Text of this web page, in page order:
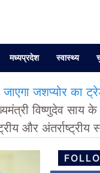
मध्यप्रदेश स्वास्थ्य
जशप्योर का
विष्णुदेव साय के
और